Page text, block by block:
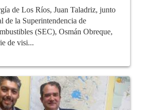
de Los Ríos, Juan Taladriz, junto
de la Superintendencia de
(SEC), Osmán Obreque,
de visi...